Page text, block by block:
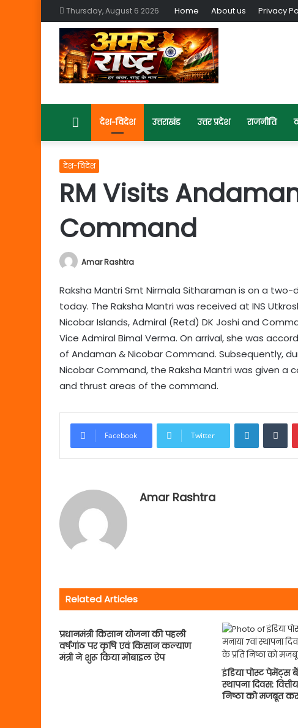
Thursday, August 6 2026 Home About us Privacy
Homeदेश-विदेश उत्तराखंड उत्तर प्रदेश राजनीति
देश-विदेश
RM Visits
Command
Amar Rashtra
Raksha Mantri Smt Nirmala Sitharaman is on a
today. The Raksha Mantri was received at INS
Nicobar Islands, Admiral (Retd) DK Joshi and
Vice Admiral Bimal Verma. On arrival, she was
of Andaman & Nicobar Command. Subsequently,
Nicobar Command, the Raksha Mantri was given
and thrust areas of the command.
Facebook Twitter
LinkedIn
Amar Rashtra
Related Articles
प्रधानमंत्री किसान योजना की पहली
वर्षगांठ पर कृषि एवं किसान कल्याण
मंत्री ने शुरू किया मोबाइल ऐप
इंडिया पोस्ट पेमेंट्स
स्थापना दिवस:
निष्ठा को मजबूत